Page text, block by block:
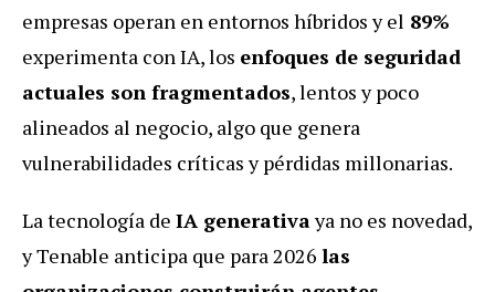
empresas operan en entornos híbridos y el 89%
experimenta con IA, los enfoques de seguridad
actuales son fragmentados, lentos y poco
alineados al negocio, algo que genera
vulnerabilidades críticas y pérdidas millonarias.
La tecnología de IA generativaya no es novedad,
y Tenable anticipa que para 2026 las